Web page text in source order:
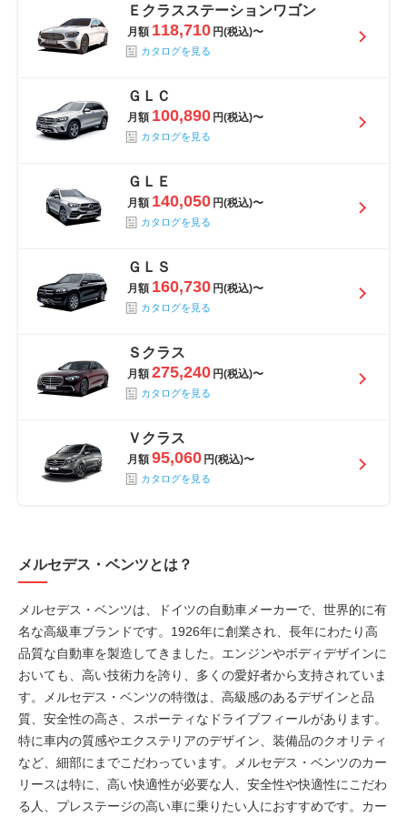
Ｅクラスステーションワゴン
月額 118,710 円(税込)〜
カタログを見る
ＧＬＣ
月額 100,890 円(税込)〜
カタログを見る
ＧＬＥ
月額 140,050 円(税込)〜
カタログを見る
ＧＬＳ
月額 160,730 円(税込)〜
カタログを見る
Ｓクラス
月額 275,240 円(税込)〜
カタログを見る
Ｖクラス
月額 95,060 円(税込)〜
カタログを見る
メルセデス・ベンツとは？
メルセデス・ベンツは、ドイツの自動車メーカーで、世界的に有
名な高級車ブランドです。1926年に創業され、長年にわたり高
品質な自動車を製造してきました。エンジンやボディデザインに
おいても、高い技術力を誇り、多くの愛好者から支持されていま
す。メルセデス・ベンツの特徴は、高級感のあるデザインと品
質、安全性の高さ、スポーティなドライブフィールがあります。
特に車内の質感やエクステリアのデザイン、装備品のクオリティ
など、細部にまでこだわっています。メルセデス・ベンツのカー
リースは特に、高い快適性が必要な人、安全性や快適性にこだわ
る人、プレステージの高い車に乗りたい人におすすめです。カー